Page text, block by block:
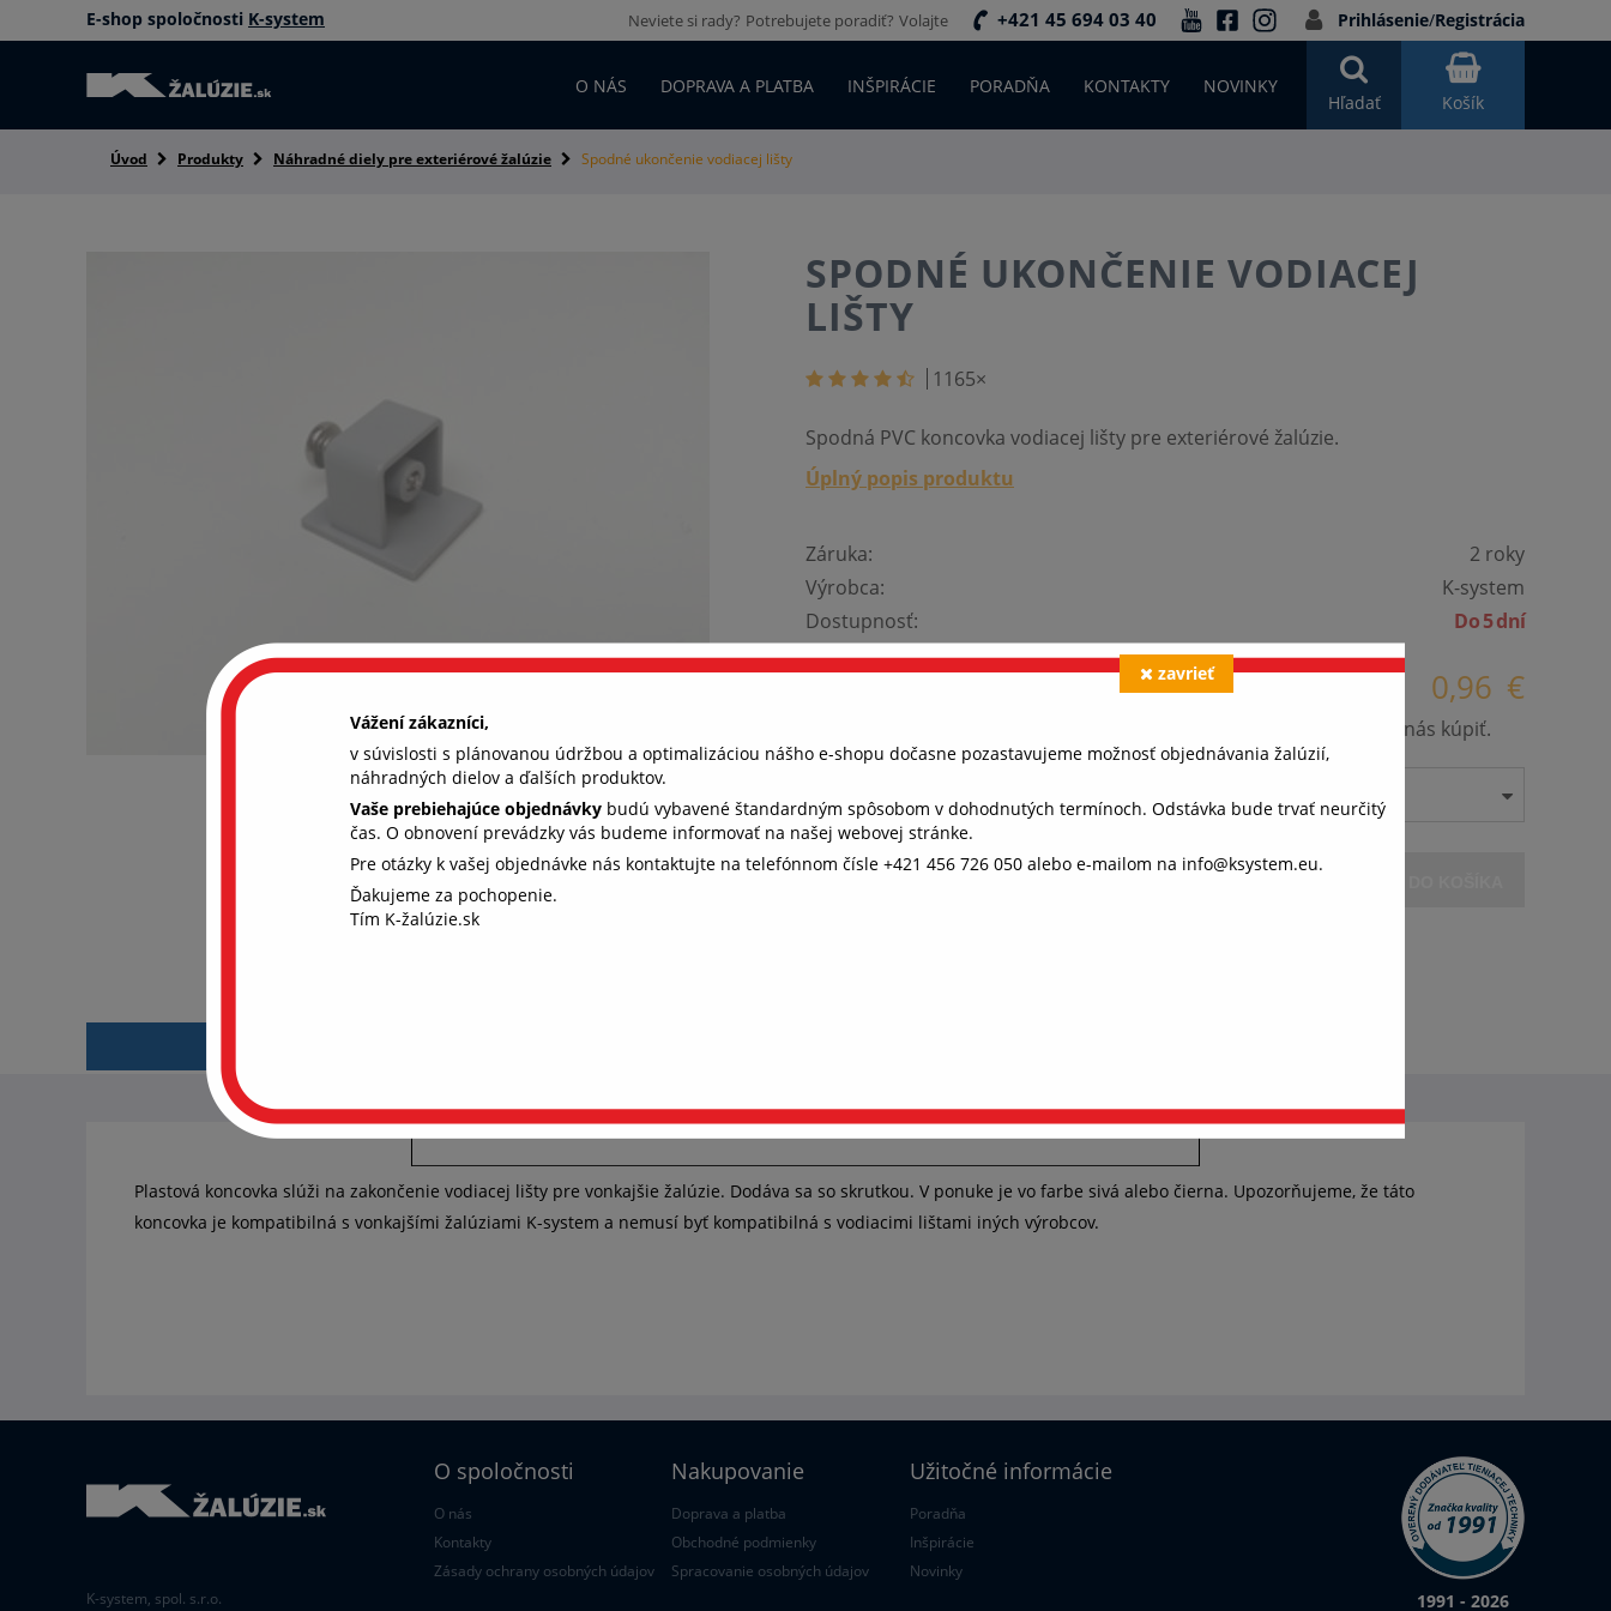
E-shop spoločnosti K-system Neviete si rady? Potrebujete poradiť? Volajte +421 45 694 03 40 Prihlásenie/Registrácia
Košík
Hľadať
O NÁS DOPRAVA A PLATBA INŠPIRÁCIE PORADŇA KONTAKTY NOVINKY
Úvod Produkty Náhradné diely pre exteriérové žalúzie Spodné ukončenie vodiacej lišty
SPODNÉ UKONČENIE VODIACEJ
LIŠTY
1165×
Spodná PVC koncovka vodiacej lišty pre exteriérové žalúzie.
Úplný popis produktu
Záruka:
2 roky
Výrobca:
K-system
Dostupnosť:
Do 5 dní
0,96 €
Tento produkt bol vyradený z našej ponuky a už nie je možné ho u nás kúpiť.
Vyberte farbu:
Plastová koncovka slúži na zakončenie vodiacej lišty pre vonkajšie žalúzie. Dodáva sa so skrutkou. V ponuke je vo farbe sivá alebo čierna. Upozorňujeme, že táto
koncovka je kompatibilná s vonkajšími žalúziami K-system a nemusí byť kompatibilná s vodiacimi lištami iných výrobcov.
K-system, spol. s.r.o.
O spoločnosti
O nás
Kontakty
Zásady ochrany osobných údajov
Nakupovanie
Doprava a platba
Obchodné podmienky
Spracovanie osobných údajov
Užitočné informácie
Poradňa
Inšpirácie
Novinky
1991 - 2026
Aby všetko fungovalo, ako má (súhlas s
Vážení zákazníci,
v súvislosti s plánovanou údržbou a optimalizáciou nášho e-shopu dočasne pozastavujeme možnosť objednávania žalúzií,
náhradných dielov a ďalších produktov.
Vaše prebiehajúce objednávky budú vybavené štandardným spôsobom v dohodnutých termínoch. Odstávka bude trvať neurčitý
čas. O obnovení prevádzky vás budeme informovať na našej webovej stránke.
Pre otázky k vašej objednávke nás kontaktujte na telefónnom čísle +421 456 726 050 alebo e-mailom na info@ksystem.eu.
Ďakujeme za pochopenie.
Tím K-žalúzie.sk
zavrieť